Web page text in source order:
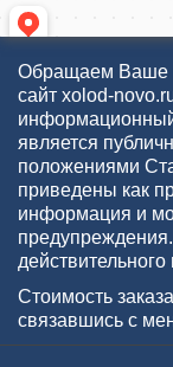
Обращаем Ваше
сайт xolod-
информационный
является
положениями
приведены как
информация и
Стоимость
связавшись с